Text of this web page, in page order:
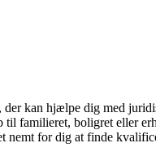
kan hjælpe dig med
familieret, boligret eller
nemt for dig at finde